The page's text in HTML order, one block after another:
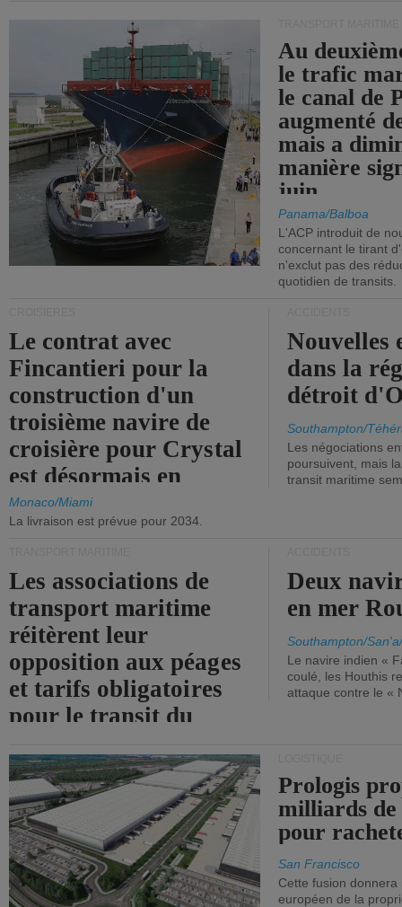
Au
le trafic
le canal de
augmenté
mais a
manière
juin.
Panama/Balboa
L'ACP introduit de
concernant le tirant
n'exclut pas des
quotidien de transits.
Le contrat avec
Fincantieri pour la
construction d'un
troisième navire de
croisière pour Crystal
est désormais en
vigueur.
Monaco/Miami
La livraison est prévue pour 2034.
Nouvelles
dans la
détroit
Southampton/
Les négociations
poursuivent, mais
transit maritime
Les associations de
transport maritime
réitèrent leur
opposition aux péages
et tarifs obligatoires
pour le transit du
Deux
en mer
Southampton/
Le navire indien «
coulé, les Houthis
attaque contre le «
Prologis
milliards
pour
San Francisco
Cette fusion
européen de la